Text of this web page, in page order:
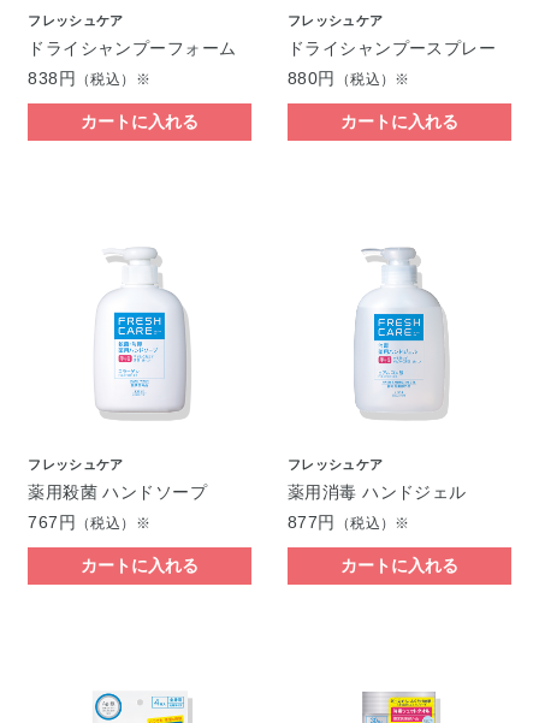
フレッシュケア
ドライシャンプーフォーム
838円
（税込）※
カートに入れる
フレッシュケア
ドライシャンプースプレー
880円
（税込）※
カートに入れる
フレッシュケア
薬用殺菌 ハンドソープ
767円
（税込）※
カートに入れる
フレッシュケア
薬用消毒 ハンドジェル
877円
（税込）※
カートに入れる